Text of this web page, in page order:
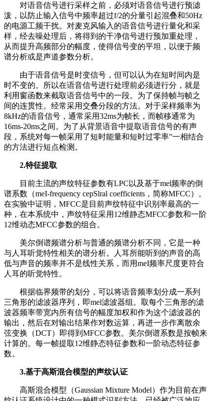
对语音信号进行采样之前，必须对语音信号进行预滤
泼，以防止输入信号中频率超过f/2的分量引起混叠和50Hz
的电源工频干扰。对麦克风输入的语音信号进行量化和采
样，经去噪处理后，将得到的干净信号进行预加重处理，
从而提升高频部分的幅度，使得信号变的平坦，以便于频
谱分析或是声道参数分析。
由于语音信号是时变信号，但可以认为在短时间内是
时不变的。所以在语音信号进行处理前必须进行分，就是
利用窗函数来截取语音信号中的一段。为了保持帧与帧之
间的连贯性。经常采用交叠分段的方法。对于采样频率为
8kHz的语音信号，通常采用32ms为帧长，而帧移通常为
16ms-20ms之间。为了从背景语音中提取语音信号的有声
段，系统对每一帧采用了短时能量和短时过零率”一相结合
的方法进行短点检测。
2.特征提取
目前主流的声纹特征参数有LPC以及基于mel频率的倒
谱系数（meI-frequency cepSlral coefficients，简称MFCC）。
在实验中证明，MFCC是目前声纹特征中识别率最高的一
种，在本系统中，声纹特征采用12维静态MFCC参数和一阶
12维动态MFCC参数的组合。
美尔倒谱频谱分析与普通的频谱分析不同，它是一种
与人耳听觉特性相关的谱分析。人耳所能听到的声音的高
低与声音的频率并不是线性关系，而用meI频率尺度更符合
人耳的听觉特性。
根据临界频带的划分，可以将语音频率划分成一系列
三角形的滤波器序列，即mel滤波器组。取每个三角形的滤
波器频率带宽内所有信号的幅度加权和作为这个滤波器的
输出，然后在对输出结果作对数运算，再进一步作离散余
弦变换（DCT）即得到MFCC参数。美尔倒谱系数是按帧来
计算的。每一帧提取12维静态特征参数和一阶动态特征参
数。
3.基于高斯混合模型的声纹认证
高斯混合模型（Gaussian Mixture Model）作为目前在声